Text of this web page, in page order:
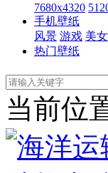
7680x4320
手机壁纸
风景 游戏 美女
热门壁纸
当前位